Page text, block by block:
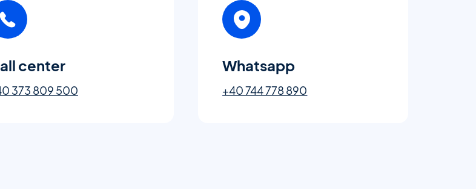
center
373 809 500
Whatsapp
+40 744 778 890